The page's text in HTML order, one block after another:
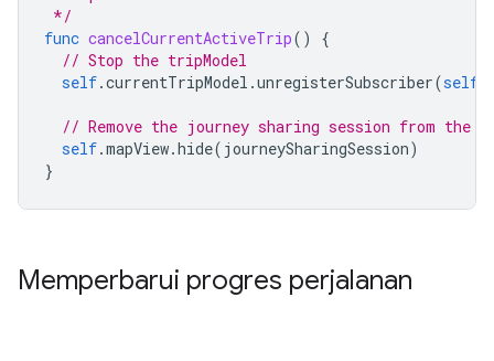
*/
func cancelCurrentActiveTrip()
{
// Stop the tripModel
self.currentTripModel .unregisterSubscriber(self
// Remove the journey sharing session from the
self.mapView.hide( journeySharingSession)
}
Memperbarui progres perjalanan